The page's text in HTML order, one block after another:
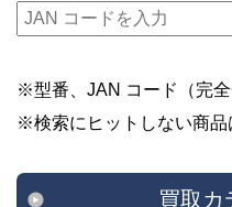
※型番、JAN コード（完全
※検索にヒットしない商品
買取カ